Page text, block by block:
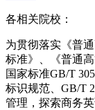
各相关院校：
为贯彻落实《普
标准》、《普通
国家标准GB/T
标识规范、GB/T
管理，探索商务